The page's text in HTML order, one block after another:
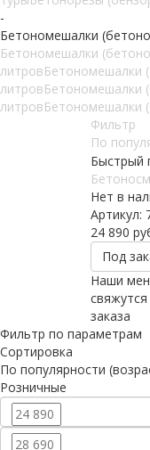
-
Бетономешалки
Бетономешалки
литровБетономешалки
литровБетономешалки
литровБетономешалки
Фильтр
По
Быстрый
Нет в
Артикул:
24 890
Под
Наши
заказа
Фильтр по параметрам
Сортировка
По популярности
Розничные